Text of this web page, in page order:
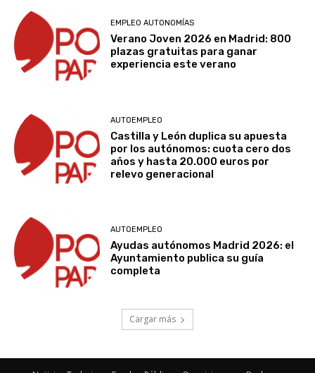
EMPLEO AUTONOMÍAS
Verano Joven 2026 en Madrid: 800
plazas gratuitas para ganar
experiencia este verano
AUTOEMPLEO
Castilla y León duplica su apuesta
por los autónomos: cuota cero dos
años y hasta 20.000 euros por
relevo generacional
AUTOEMPLEO
Ayudas autónomos Madrid 2026: el
Ayuntamiento publica su guía
completa
Cargar más